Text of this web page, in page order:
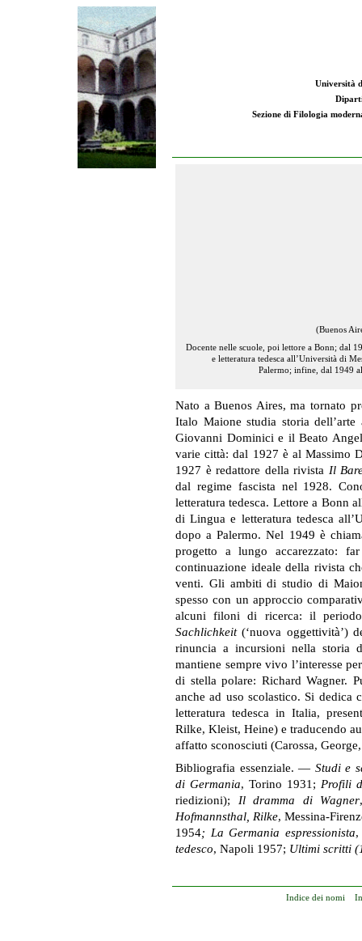
Università
Sezione di Filologia
(Buenos
Docente nelle scuole, poi lettore a Bonn; dal
e letteratura tedesca all’Università di
Palermo; infine, dal 1949
Nato a Buenos Aires, ma tornato
Italo Maione studia storia
Giovanni Dominici e il Beato
varie città: dal 1927 è al Massimo
1927 è redattore della rivista Il
dal regime fascista nel 1928.
letteratura tedesca. Lettore a Bonn
di Lingua e letteratura tedesca
dopo a Palermo. Nel 1949 è
progetto a lungo accarezzato:
continuazione ideale della rivista
venti. Gli ambiti di studio di
spesso con un approccio
alcuni filoni di ricerca: il periodo
Sachlichkeit(‘nuova oggettività’)
rinuncia a incursioni nella storia
mantiene sempre vivo l’interesse
di stella polare: Richard Wagner.
anche ad uso scolastico. Si dedica
letteratura tedesca in Italia,
Rilke, Kleist, Heine) e traducendo
affatto sconosciuti (Carossa,
Bibliografia essenziale. — Studi e
di Germania, Torino 1931; Profili
riedizioni); Il dramma di Wagner
Hofmannsthal, Rilke, Messina-
1954; La Germania espressionista,
tedesco, Napoli 1957; Ultimi scritti
Indice dei nomi